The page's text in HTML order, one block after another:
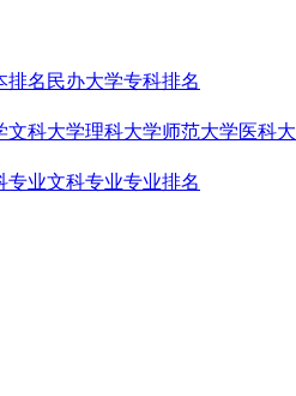
排名 民办大学专科排名
文科大学理科大学师范大学医科
专业文科专业专业排名